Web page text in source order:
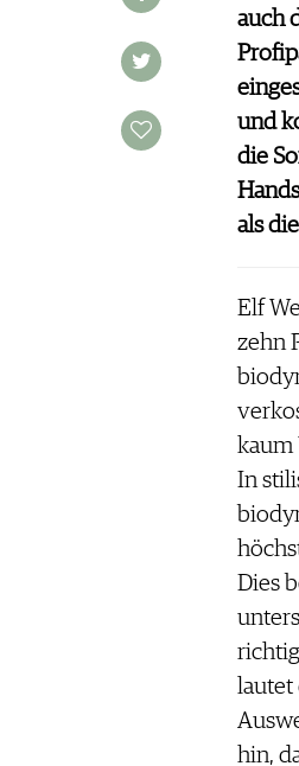
auch
und
die
als
Elf
zehn
In
Dies
hin,